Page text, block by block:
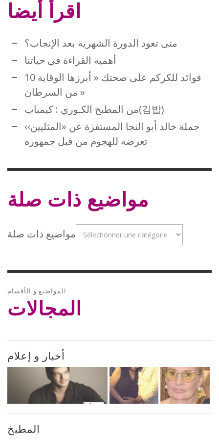
اقرأ أيضا
متى تعود الدورة الشهرية بعد الإنجاب؟
أهمية القراءة في حياتنا
10 فوائد للكركم على صحتك « أبرزها الوقاية
من السرطان »
من المطبخ الكـوري : كيمباب(김밥)
جملة خالد أبو النجا المستفزة عن «المثليين››
تعرضه للهجوم من قبل جمهوره
مواضيع ذات صلة
مواضيع ذات صلة
المواضيع و الأقسام
المجالات
أخبار و إعلام
المطبخ